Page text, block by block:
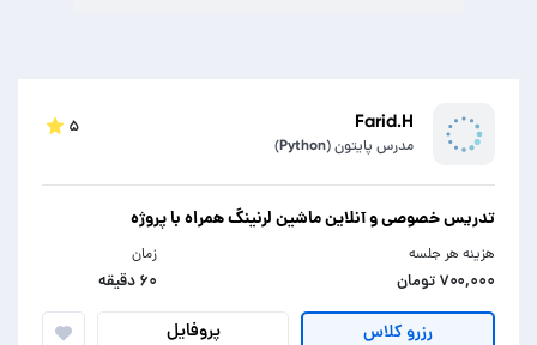
Farid.H
مدرس پایتون (Python)
۵
تدریس خصوصی و آنلاین ماشین لرنینگ همراه با پروژه
هزینه هر جلسه
۷۰۰,۰۰۰ تومان
زمان
۶۰ دقیقه
رزرو کلاس پروفایل